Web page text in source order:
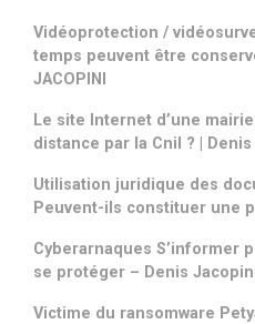
Vidéoprotection /
temps peuvent être
JACOPINI
Le site Internet d’une
distance par la Cnil ? | Denis
Utilisation juridique des
Peuvent-ils constituer une
Cyberarnaques S’informer
se protéger – Denis
Victime du ransomware